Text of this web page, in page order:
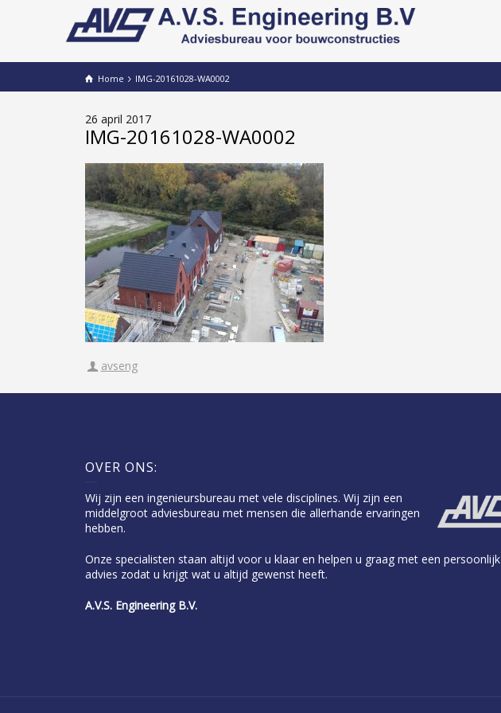
Home IMG-20161028-WA0002
26 april 2017
IMG-20161028-WA0002
avseng
OVER ONS:
Wij zijn een ingenieursbureau met vele disciplines. Wij zijn een
middelgroot adviesbureau met mensen die allerhande ervaringen
hebben.
Onze specialisten staan altijd voor u klaar en helpen u graag met een persoonlijk
advies zodat u krijgt wat u altijd gewenst heeft.
A.V.S. Engineering B.V.